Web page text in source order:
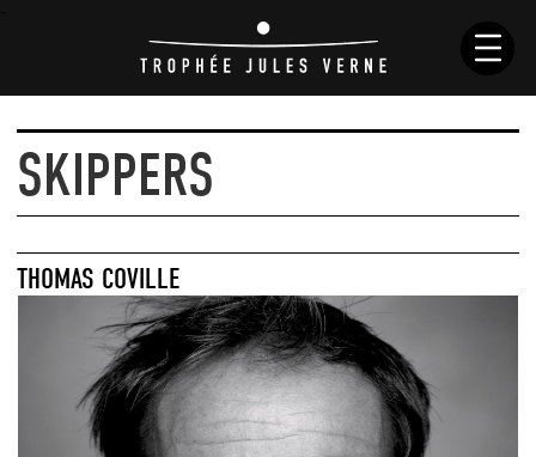
HISTORY
RACES
SKIPPERS
BOATS
RULES
SKIPPERS
THOMAS COVILLE